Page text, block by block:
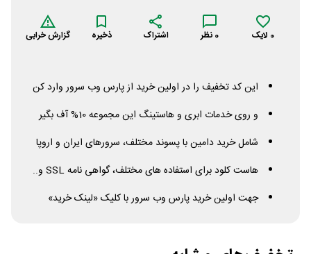
0 لایک 0 نظر اشتراک ذخیره گزارش خرابی
این کد تخفیف را در اولین خرید از پارس وب سرور وارد کن
و روی خدمات ابری و هاستینگ این مجموعه 10% آف بگیر
شامل خرید دامین با پسوند مختلف، سرورهای ایران و اروپا
هاست کلود برای استفاده های مختلف، گواهی نامهSSL و..
جهت اولین خرید پارس وب سرور با کلیک «لینک خرید»